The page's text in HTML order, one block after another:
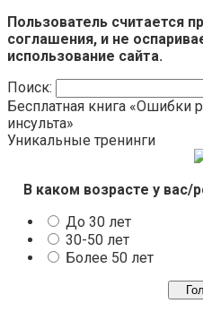
Пользователь считается
соглашения, и не
использование сайта.
Поиск:
Бесплатная книга «Ошибки
инсульта»
Уникальные тренинги
В каком возрасте у вас/
До 30 лет
30-50 лет
Более 50 лет